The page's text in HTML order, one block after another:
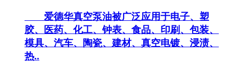
爱德华真空泵油被广泛应用于电子、塑
胶、医药、化工、钟表、食品、印刷、包装、
模具、汽车、陶瓷、建材、真空电镀、浸渍、
热..